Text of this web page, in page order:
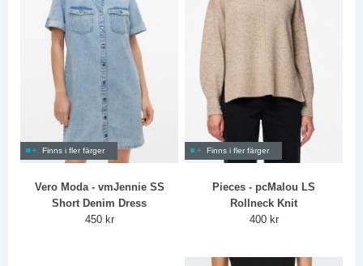
Finns i fler färger
Vero Moda - vmJennie SS
Short Denim Dress
450 kr
Finns i fler färger
Pieces - pcMalou LS
Rollneck Knit
400 kr